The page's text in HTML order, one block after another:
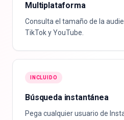
Multiplataforma
Consulta el tamaño de la
TikTok y YouTube.
INCLUIDO
Búsqueda instantánea
Pega cualquier usuario de